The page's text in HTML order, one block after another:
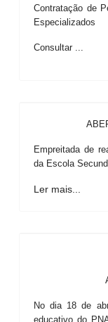
Contratação de
Especializados
Consultar ...
Empreitada de
da Escola
Ler mais...
No dia 18 de
educativo do